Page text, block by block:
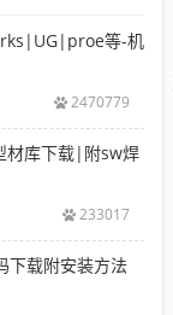
等-机
2470779
材库下载|附sw焊
233017
下载附安装方法